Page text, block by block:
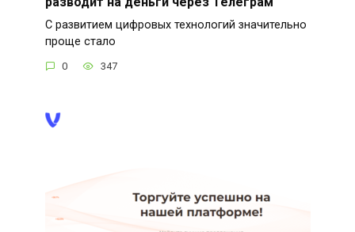
С развитием цифровых технологий значительно
проще стало
0 347